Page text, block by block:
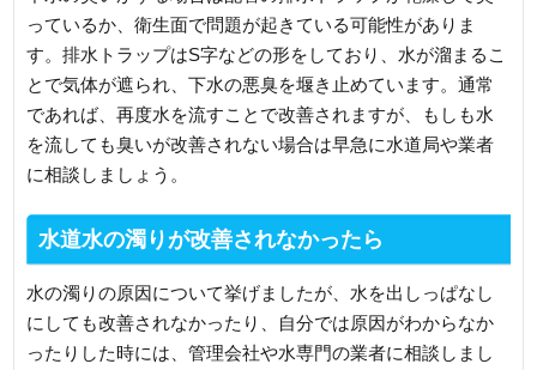
っているか、衛生面で問題が起きている可能性がありま
す。排水トラップはS字などの形をしており、水が溜まるこ
とで気体が遮られ、下水の悪臭を堰き止めています。通常
であれば、再度水を流すことで改善されますが、もしも水
を流しても臭いが改善されない場合は早急に水道局や業者
に相談しましょう。
水道水の濁りが改善されなかったら
水の濁りの原因について挙げましたが、水を出しっぱなし
にしても改善されなかったり、自分では原因がわからなか
ったりした時には、管理会社や水専門の業者に相談しまし